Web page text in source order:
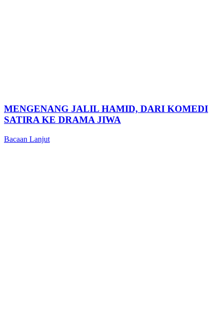
MENGENANG JALIL HAMID, DARI KOMEDI
SATIRA KE DRAMA JIWA
Bacaan Lanjut